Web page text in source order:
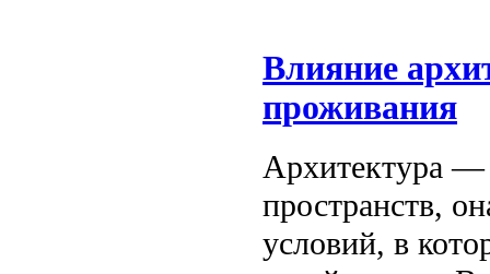
Влияние
проживания
Архитектура —
пространств,
условий, в